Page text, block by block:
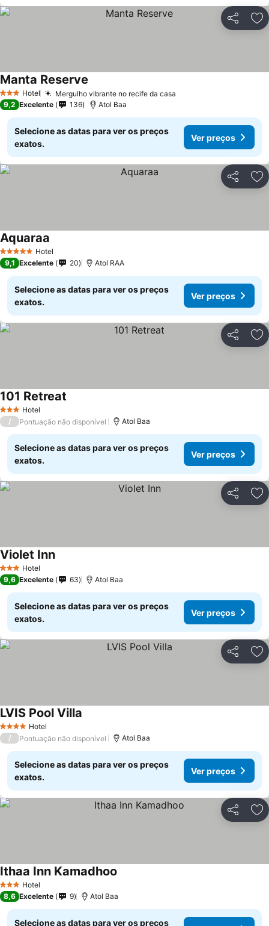
Partilhar
3 EstrelasHotel Mergulho vibrante no recife da casa
Manta Reserve
9,2 Excelente 136 Atol Baa
Selecione as datas para ver os preços
exatos.
Ver preços
Partilhar
5 Estrelas Hotel
Aquaraa
9,1 Excelente 20 Atol RAA
Selecione as datas para ver os preços
exatos.
Ver preços
Partilhar
3 EstrelasHotel
101 Retreat
/ Pontuação não disponível Atol Baa
Selecione as datas para ver os preços
exatos.
Ver preços
Partilhar
3 EstrelasHotel
Violet InnVer preços
9,6 Excelente 63 Atol Baa
Selecione as datas para ver os preços
exatos.
Ver preços
Partilhar
4 EstrelasHotel
LVIS Pool Villa
/ Pontuação não disponível Atol Baa
Selecione as datas para ver os preços
exatos.
Ver preços
Partilhar
3 EstrelasHotel
Ithaa Inn Kamadhoo
8,6 Excelente 9 Atol Baa
Selecione as datas para ver os preços